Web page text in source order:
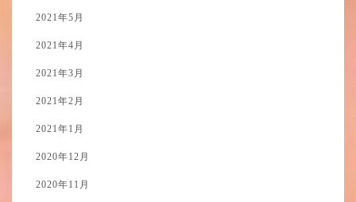
2021年5月
2021年4月
2021年3月
2021年2月
2021年1月
2020年12月
2020年11月